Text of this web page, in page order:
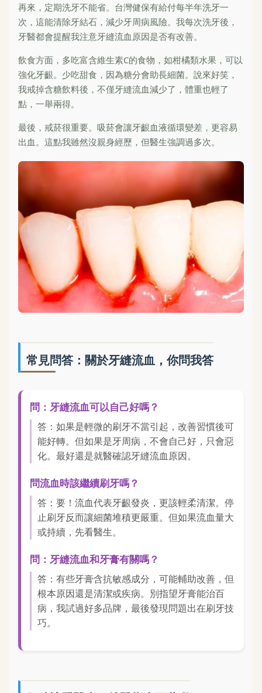
再來，定期洗牙不能省。台灣健保有給付每半年洗牙一
次，這能清除牙結石，減少牙周病風險。我每次洗牙後，
牙醫都會提醒我注意牙縫流血原因是否有改善。
飲食方面，多吃富含維生素C的食物，如柑橘類水果，可以
強化牙齦。少吃甜食，因為糖分會助長細菌。說來好笑，
我戒掉含糖飲料後，不僅牙縫流血減少了，體重也輕了
點，一舉兩得。
最後，戒菸很重要。吸菸會讓牙齦血液循環變差，更容易
出血。這點我雖然沒親身經歷，但醫生強調過多次。
常見問答：關於牙縫流血，你問我答
問：牙縫流血可以自己好嗎？
答：如果是輕微的刷牙不當引起，改善習慣後可
能好轉。但如果是牙周病，不會自己好，只會惡
化。最好還是就醫確認牙縫流血原因。
問流血時該繼續刷牙嗎？
答：要！流血代表牙齦發炎，更該輕柔清潔。停
止刷牙反而讓細菌堆積更嚴重。但如果流血量大
或持續，先看醫生。
問：牙縫流血和牙膏有關嗎？
答：有些牙膏含抗敏感成分，可能輔助改善，但
根本原因還是清潔或疾病。別指望牙膏能治百
病，我試過好多品牌，最後發現問題出在刷牙技
巧。